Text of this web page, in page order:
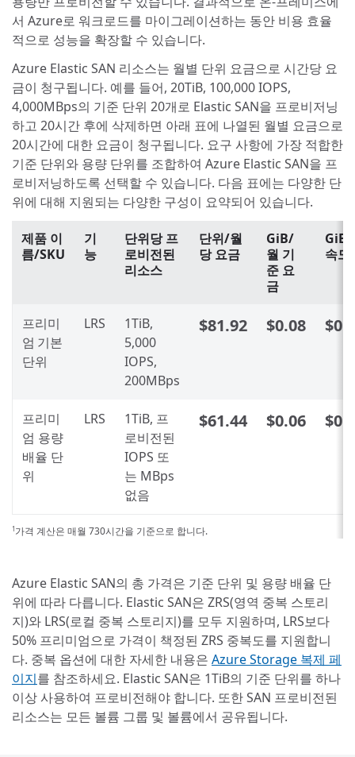
서 Azure로 워크로드를 마이그레이션하는 동안 비용 효율
적으로 성능을 확장할 수 있습니다.
Azure Elastic SAN 리소스는 월별 단위 요금으로 시간당 요
금이 청구됩니다. 예를 들어, 20TiB, 100,000 IOPS,
4,000MBps의 기준 단위 20개로 Elastic SAN을 프로비저닝
하고 20시간 후에 삭제하면 아래 표에 나열된 월별 요금으로
20시간에 대한 요금이 청구됩니다. 요구 사항에 가장 적합한
기준 단위와 용량 단위를 조합하여 Azure Elastic SAN을 프
로비저닝하도록 선택할 수 있습니다. 다음 표에는 다양한 단
위에 대해 지원되는 다양한 구성이 요약되어 있습니다.
제품 이
름/SKU
기
능
단위당 프
로비전된
리소스
단위/월
당 요금
GiB/
월 기
준 요
금
GiB/
속도
프리미
엄 기본
단위
LRS
1TiB,
5,000
IOPS,
200MBps
$81.92 $0.08
프리미
엄 용량
배율 단
위
LRS
1TiB, 프
로비전된
IOPS 또
는 MBps
없음
$61.44 $0.06
1 가격 계산은 매월 730시간을 기준으로 합니다.
Azure Elastic SAN의 총 가격은 기준 단위 및 용량 배율 단
위에 따라 다릅니다. Elastic SAN은 ZRS(영역 중복 스토리
지)와 LRS(로컬 중복 스토리지)를 모두 지원하며, LRS보다
50% 프리미엄으로 가격이 책정된 ZRS 중복도를 지원합니
다. 중복 옵션에 대한 자세한 내용은 Azure Storage 복제 페
이지를 참조하세요. Elastic SAN은 1TiB의 기준 단위를 하나
이상 사용하여 프로비전해야 합니다. 또한 SAN 프로비전된
리소스는 모든 볼륨 그룹 및 볼륨에서 공유됩니다.